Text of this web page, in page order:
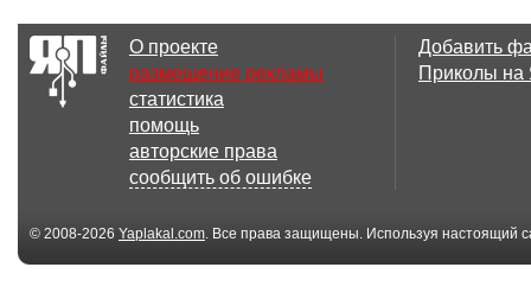
О проекте
размещение рекламы
статистика
помощь
авторские права
сообщить об ошибке
Добавить
Приколы
© 2008-2026 Yaplakal.com. Все права защищены. Используя настоящий